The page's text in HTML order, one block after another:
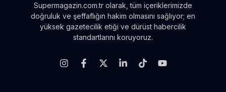
Supermagazin.com.tr olarak, tüm içeriklerimizde
doğruluk ve şeffaflığın hakim olmasını sağlıyor; en
yüksek gazetecilik etiği ve dürüst habercilik
standartlarını koruyoruz.